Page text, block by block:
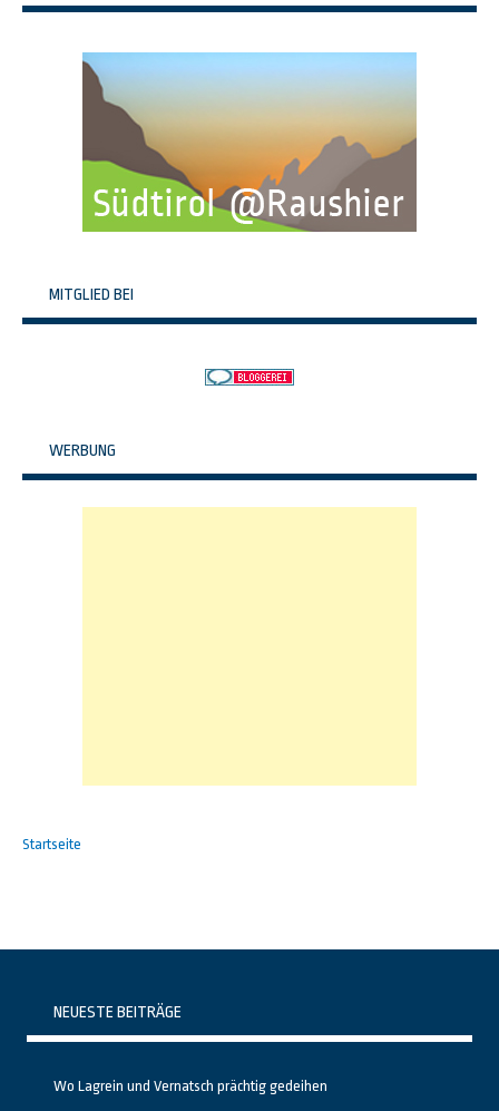
MITGLIED BEI
WERBUNG
Startseite
NEUESTE BEITRÄGE
Wo Lagrein und Vernatsch prächtig gedeihen